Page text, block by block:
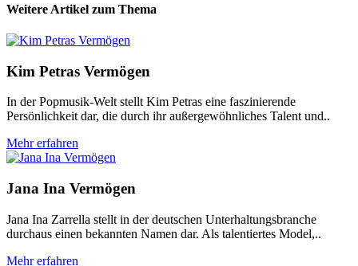
Weitere Artikel zum Thema
Kim Petras Vermögen
In der Popmusik-Welt stellt Kim Petras eine faszinierende
Persönlichkeit dar, die durch ihr außergewöhnliches Talent und..
Mehr erfahren
Jana Ina Vermögen
Jana Ina Zarrella stellt in der deutschen Unterhaltungsbranche
durchaus einen bekannten Namen dar. Als talentiertes Model,..
Mehr erfahren